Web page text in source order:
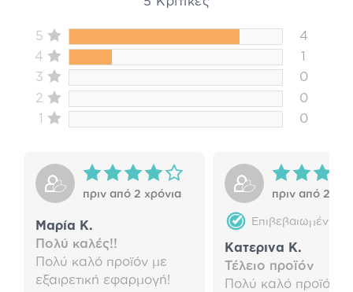
5
4
4
1
3
0
2
0
1
0
πριν από 2 χρόνια
Μαρία Κ.
Πολύ καλές!!
Πολύ καλό προϊόν με
εξαιρετική εφαρμογή!
πριν από 2
Επιβεβαιωμένη
Κατερινα Κ.
Τέλειο προϊόν
Πολύ καλό προϊόν!